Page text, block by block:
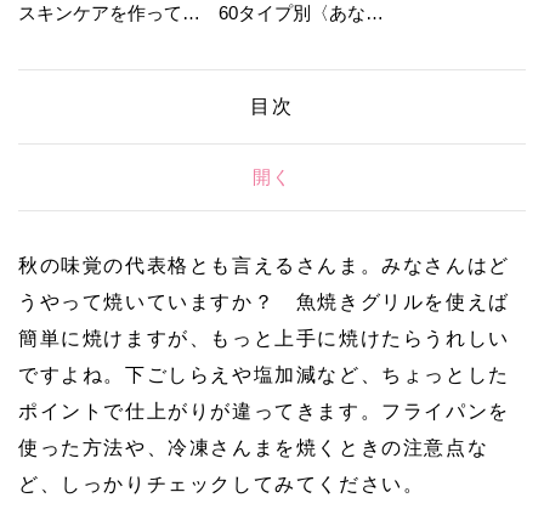
スキンケアを作ってい
60タイプ別〈あなた
目次
開く
秋の味覚の代表格とも言えるさんま。みなさんはど
うやって焼いていますか？ 魚焼きグリルを使えば
簡単に焼けますが、もっと上手に焼けたらうれしい
ですよね。下ごしらえや塩加減など、ちょっとした
ポイントで仕上がりが違ってきます。フライパンを
使った方法や、冷凍さんまを焼くときの注意点な
ど、しっかりチェックしてみてください。